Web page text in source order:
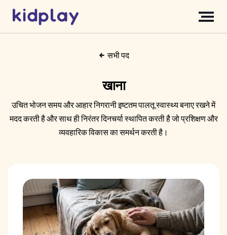
सभी पद
खाना
उचित भोजन समय और आहार निगरानी इष्टतम पालतू स्वास्थ्य बनाए रखने में
मदद करती है और साथ ही निरंतर दिनचर्या स्थापित करती है जो प्रशिक्षण और
व्यवहारिक विकास का समर्थन करती है।